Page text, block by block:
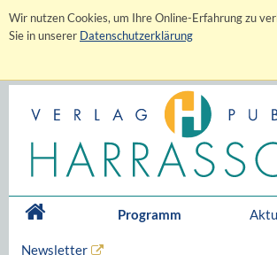
Wir nutzen Cookies, um Ihre Online-Erfahrung zu
Sie in unserer Datenschutzerklärung
Programm
Newsletter